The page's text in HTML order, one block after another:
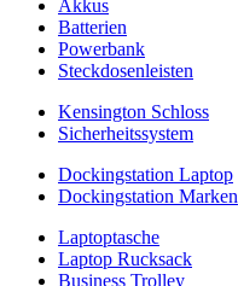
Akkus
Batterien
Powerbank
Steckdosenleisten
Kensington Schloss
Sicherheitssystem
Dockingstation Laptop
Dockingstation Marken
Laptoptasche
Laptop Rucksack
Business Trolley